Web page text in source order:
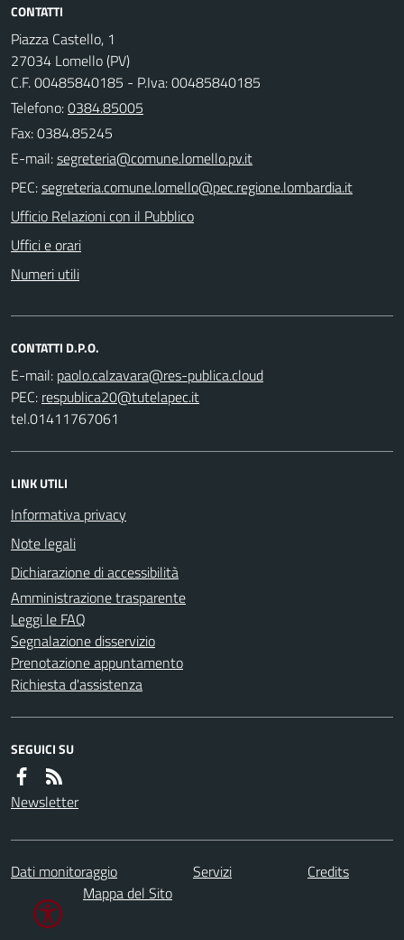
CONTATTI
Piazza Castello, 1
27034 Lomello (PV)
C.F. 00485840185 - P.Iva: 00485840185
Telefono:0384.85005
Fax: 0384.85245
E-mail:
PEC:
Ufficio Relazioni con il Pubblico
Uffici e orari
Numeri utili
CONTATTI D.P.O.
E-mail:
PEC:
tel.01411767061
LINK UTILI
Informativa privacy
Note legali
Dichiarazione di accessibilità
Amministrazione trasparente
Leggi le FAQ
Segnalazione disservizio
Prenotazione appuntamento
Richiesta d'assistenza
SEGUICI SU
Newsletter
Dati monitoraggio Servizi
Credits
Mappa del Sito